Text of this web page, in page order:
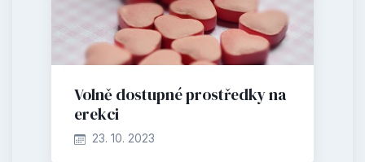
Volně dostupné prostředky na
erekci
23. 10. 2023